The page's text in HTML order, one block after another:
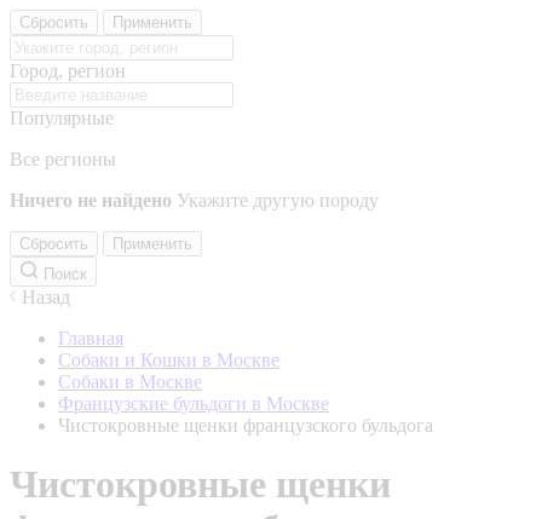
Сбросить Применить
Город, регион
Популярные
Все регионы
Ничего не найдено Укажите другую породу
Сбросить
Применить
Поиск
Назад
Главная
Собаки и Кошки в Москве
Собаки в Москве
Французские бульдоги в Москве
Чистокровные щенки французского бульдога
Чистокровные щенки